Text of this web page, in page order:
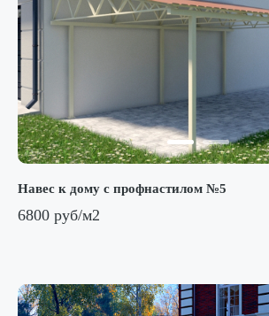
Навес к дому с профнастилом №5
6800 руб/м2